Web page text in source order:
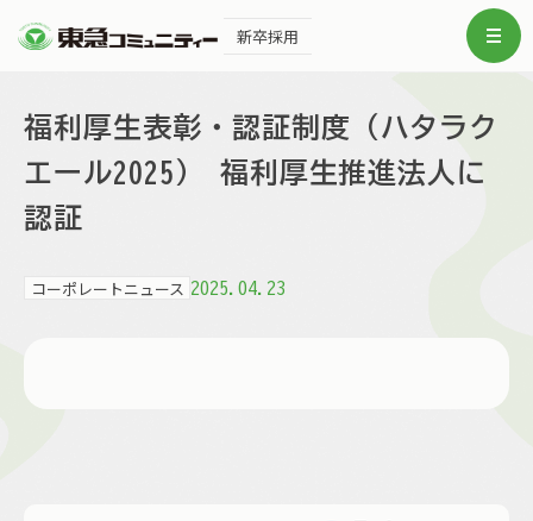
新卒採用
福利厚生表彰・認証制度（ハタラク
エール2025） 福利厚生推進法人に
認証
コーポレートニュース 2025.04.23